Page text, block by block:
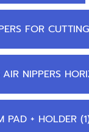
FOR
AIR NIPPERS
PAD + HOLDER